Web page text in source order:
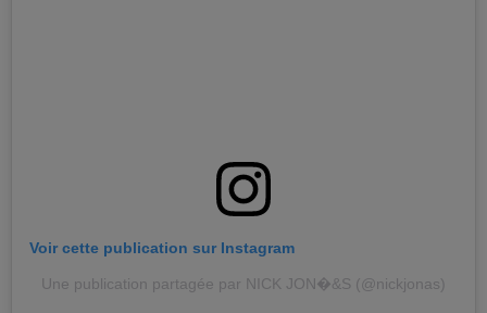
Voir cette publication sur Instagram
Une publication partagée par NICK JON�&S (@nickjonas)